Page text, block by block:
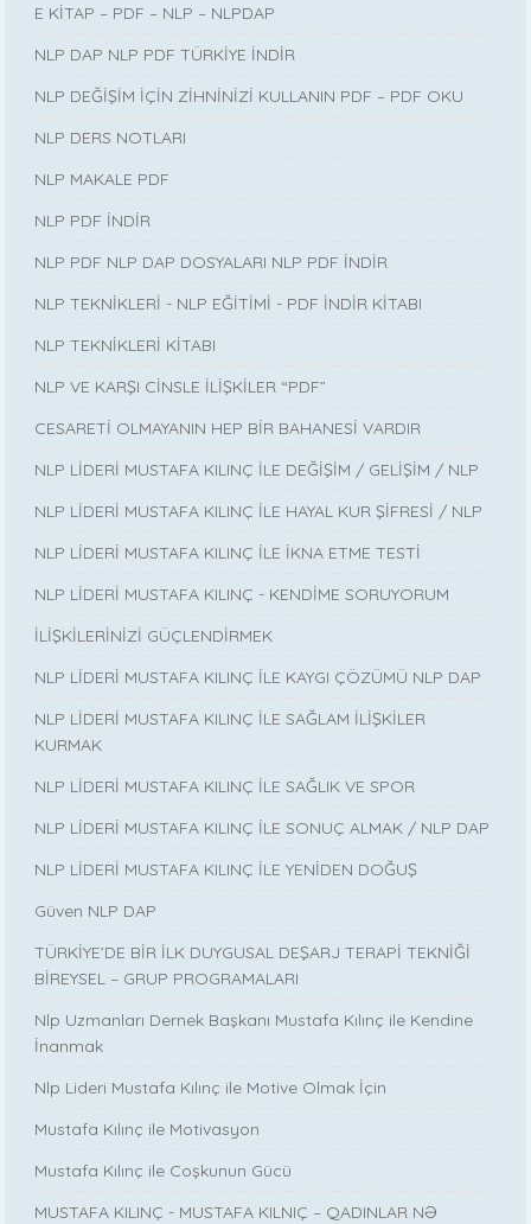
E KİTAP – PDF – NLP – NLPDAP
NLP DAP NLP PDF TÜRKİYE İNDİR
NLP DEĞİŞİM İÇİN ZİHNİNİZİ KULLANIN PDF – PDF OKU
NLP DERS NOTLARI
NLP MAKALE PDF
NLP PDF İNDİR
NLP PDF NLP DAP DOSYALARI NLP PDF İNDİR
NLP TEKNİKLERİ - NLP EĞİTİMİ - PDF İNDİR KİTABI
NLP TEKNİKLERİ KİTABI
NLP VE KARŞI CİNSLE İLİŞKİLER “PDF”
CESARETİ OLMAYANIN HEP BİR BAHANESİ VARDIR
NLP LİDERİ MUSTAFA KILINÇ İLE DEĞİŞİM / GELİŞİM / NLP
NLP LİDERİ MUSTAFA KILINÇ İLE HAYAL KUR ŞİFRESİ / NLP
NLP LİDERİ MUSTAFA KILINÇ İLE İKNA ETME TESTİ
NLP LİDERİ MUSTAFA KILINÇ - KENDİME SORUYORUM
İLİŞKİLERİNİZİ GÜÇLENDİRMEK
NLP LİDERİ MUSTAFA KILINÇ İLE KAYGI ÇÖZÜMÜ NLP DAP
NLP LİDERİ MUSTAFA KILINÇ İLE SAĞLAM İLİŞKİLER
KURMAK
NLP LİDERİ MUSTAFA KILINÇ İLE SAĞLIK VE SPOR
NLP LİDERİ MUSTAFA KILINÇ İLE SONUÇ ALMAK / NLP DAP
NLP LİDERİ MUSTAFA KILINÇ İLE YENİDEN DOĞUŞ
Güven NLP DAP
TÜRKİYE’DE BİR İLK DUYGUSAL DEŞARJ TERAPİ TEKNİĞİ
BİREYSEL – GRUP PROGRAMALARI
Nlp Uzmanları Dernek Başkanı Mustafa Kılınç ile Kendine
İnanmak
Nlp Lideri Mustafa Kılınç ile Motive Olmak İçin
Mustafa Kılınç ile Motivasyon
Mustafa Kılınç ile Coşkunun Gücü
MUSTAFA KILINÇ - MUSTAFA KILNIÇ – QADINLAR NƏ